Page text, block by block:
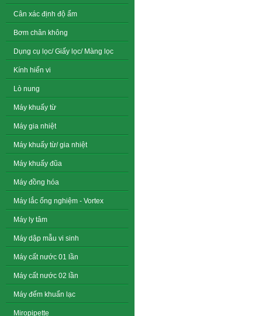
Cân xác định độ ẩm
Bơm chân không
Dụng cụ lọc/ Giấy lọc/ Màng lọc
Kính hiển vi
Lò nung
Máy khuấy từ
Máy gia nhiệt
Máy khuấy từ/ gia nhiệt
Máy khuấy đũa
Máy đồng hóa
Máy lắc ống nghiệm - Vortex
Máy ly tâm
Máy dập mẫu vi sinh
Máy cất nước 01 lần
Máy cất nước 02 lần
Máy đếm khuẩn lạc
Miropipette